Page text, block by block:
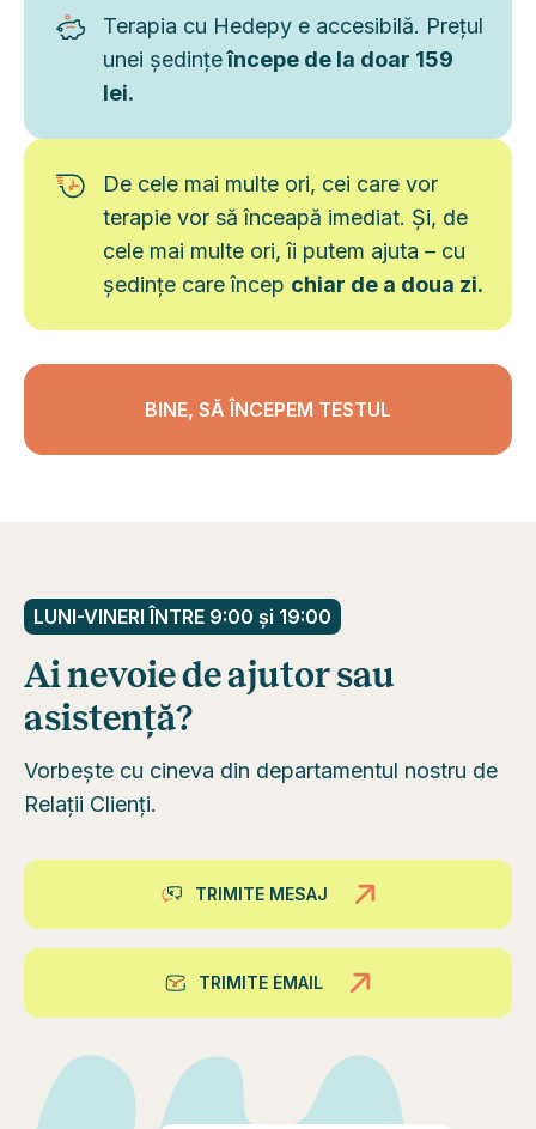
Terapia cu Hedepy e accesibilă. Prețul
unei ședințeîncepe de la doar 159
lei.
De cele mai multe ori, cei care vor
terapie vor să înceapă imediat. Și, de
cele mai multe ori, îi putem ajuta – cu
ședințe care încep chiar de a doua zi.
BINE, SĂ ÎNCEPEM TESTUL
LUNI-VINERI ÎNTRE 9:00 și 19:00
Ai nevoie de ajutor sau
asistență?
Vorbește cu cineva din departamentul nostru de
Relații Clienți.
TRIMITE MESAJ
TRIMITE EMAIL